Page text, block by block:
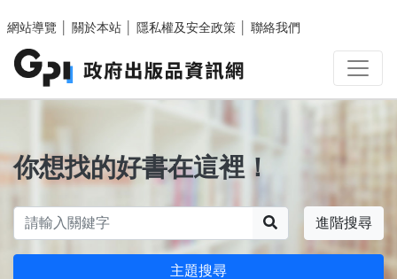
網站導覽
關於本站 隱私權及安全政策 聯絡我們
你想找的好書在這裡！
進階搜尋
主題搜尋